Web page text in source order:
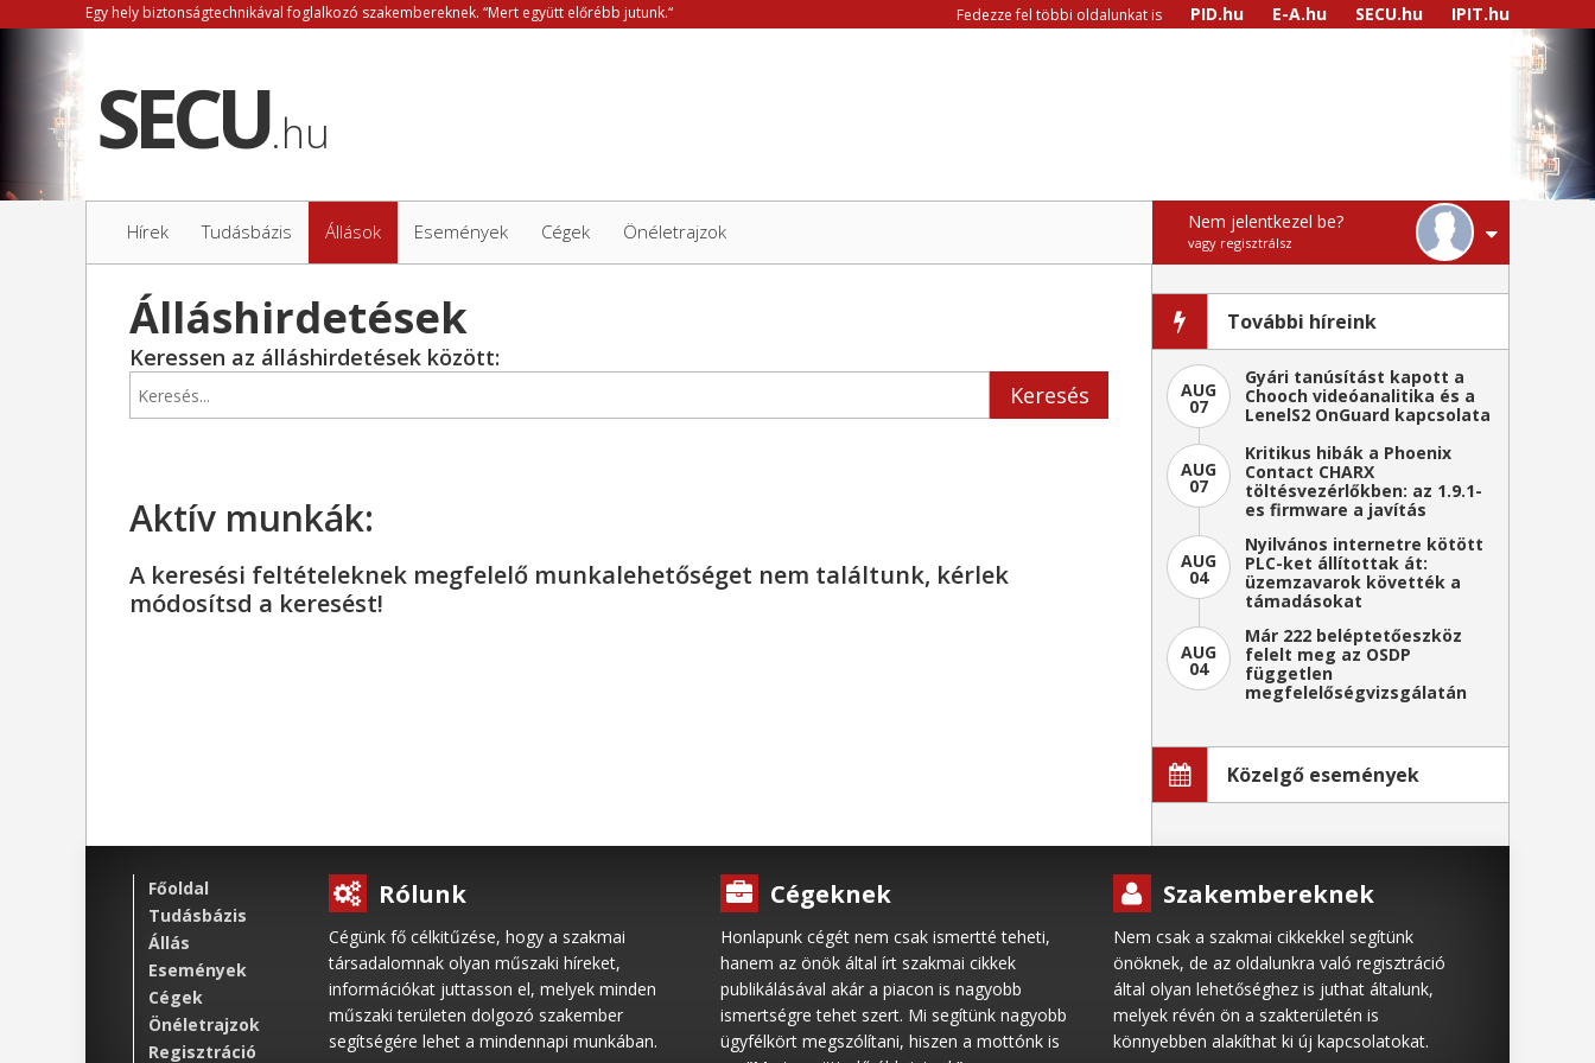
Fedezze fel többi oldalunkat is PID.hu E-A.hu SECU.hu IPIT.hu
.hu
Hírek Tudásbázis Állások Események Cégek Önéletrajzok Nem jelentkezel be?
vagy regisztrálsz
Álláshirdetések
Keressen az álláshirdetések között:
Keresés
Aktív munkák:
A keresési feltételeknek megfelelő munkalehetőséget nem találtunk, kérlek
módosítsd a keresést!
További híreink
AUG
07
Gyári tanúsítást kapott a
Chooch videóanalitika és a
LenelS2 OnGuard kapcsolata
AUG
07
Kritikus hibák a Phoenix
Contact CHARX
töltésvezérlőkben: az 1.9.1-
es firmware a javítás
AUG
04
Nyilvános internetre kötött
PLC-ket állítottak át:
üzemzavarok követték a
támadásokat
AUG
04
Már 222 beléptetőeszköz
felelt meg az OSDP
független
megfelelőségvizsgálatán
Közelgő események
Főoldal
Tudásbázis
Állás
Események
Cégek
Önéletrajzok
Regisztráció
Rólunk
Cégünk fő célkitűzése, hogy a szakmai
társadalomnak olyan műszaki híreket,
információkat juttasson el, melyek minden
műszaki területen dolgozó szakember
segítségére lehet a mindennapi munkában.
Cégeknek
Honlapunk cégét nem csak ismertté teheti,
hanem az önök által írt szakmai cikkek
publikálásával akár a piacon is nagyobb
ismertségre tehet szert. Mi segítünk nagyobb
ügyfélkört megszólítani, hiszen a mottónk is
Szakembereknek
Nem csak a szakmai cikkekkel segítünk
önöknek, de az oldalunkra való regisztráció
által olyan lehetőséghez is juthat általunk,
melyek révén ön a szakterületén is
könnyebben alakíthat ki új kapcsolatokat.